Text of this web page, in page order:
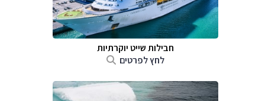
חבילות שייט יוקרתיות
לחץ לפרטים